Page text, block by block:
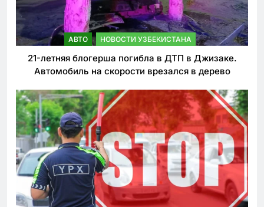
АВТО НОВОСТИ УЗБЕКИСТАНА
21-летняя блогерша погибла в ДТП в Джизаке.
Автомобиль на скорости врезался в дерево